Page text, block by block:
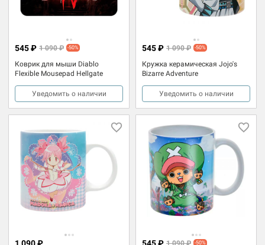
Коврик для мыши Diablo
Flexible Mousepad Hellgate
545 ₽ 1 090 ₽ -50%
Уведомить о наличии
Кружка керамическая Jojo's
Bizarre Adventure
545 ₽ 1 090 ₽ -50%
Уведомить о наличии
1 090 ₽ 545 ₽ 1 090 ₽ -50%